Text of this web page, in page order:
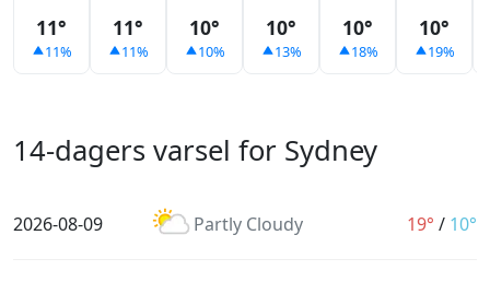
11°
11%
11°
11%
10°
10%
10°
13%
10°
18%
10°
19%
14-dagers varsel for Sydney
2026-08-09 Partly Cloudy 19° / 10°